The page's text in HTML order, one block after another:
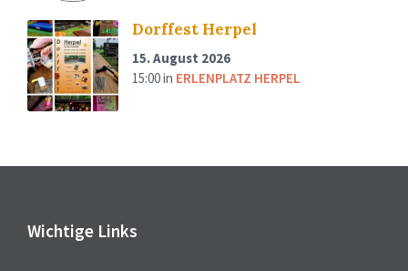
Dorffest Herpel
15. August 2026
15:00in ERLENPLATZ HERPEL
Wichtige Links